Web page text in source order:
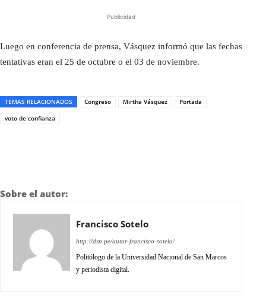
Publicidad
Luego en conferencia de prensa, Vásquez informó que las fechas
tentativas eran el 25 de octubre o el 03 de noviembre.
TEMAS RELACIONADOS Congreso Mirtha Vásquez
Portada
voto de confianza
Sobre el autor:
Francisco Sotelo
http://dsn.pe/autor-francisco-sotelo/
Politólogo de la Universidad Nacional de San Marcos
y periodista digital.